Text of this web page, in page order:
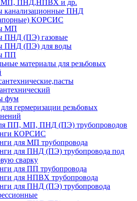
МП, ПНД,НПВХ и др.
канализационные ПНД
КОРСИС
МП
ПНД (ПЭ) газовые
ПНД (ПЭ) для воды
ПП
материалы для резьбовых
фум
гермеризации резьбовых
ПП, МП, ПНД (ПЭ) трубопроводов
КОРСИС
для МП трубопровода
для ПНД (ПЭ) трубопровода под
сварку
для ПП трубопровода
для НПВХ трубопровода
для ПНД (ПЭ) трубопровода